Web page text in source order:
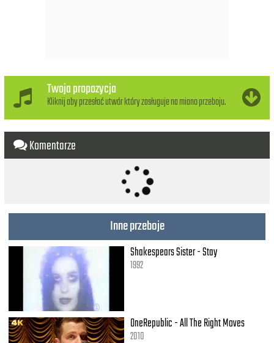
Twoja propozycja
Kliknij aby przesłać utwór który zasługuje na miano przeboju.
Komentarze
Inne przeboje
Shakespears Sister - Stay
1992
OneRepublic - All The Right Moves
2010